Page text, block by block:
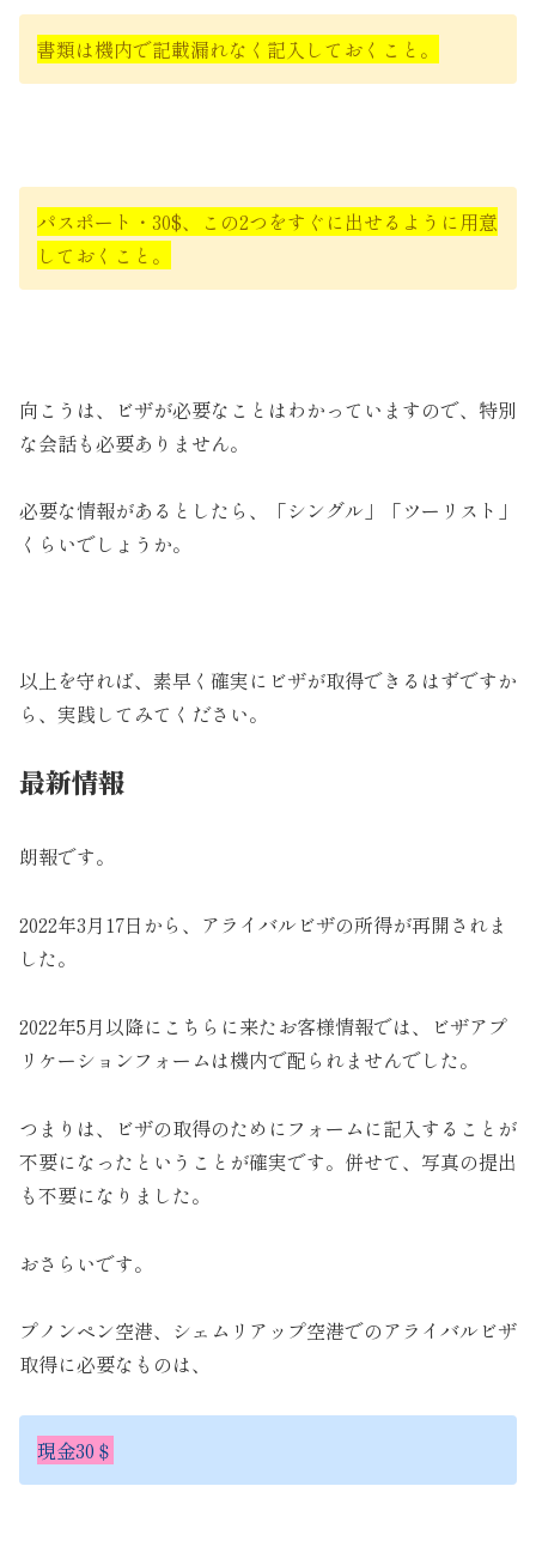
書類は機内で記載漏れなく記入しておくこと。
パスポート・30$、この2つをすぐに出せるように用意
しておくこと。
向こうは、ビザが必要なことはわかっていますので、特別
な会話も必要ありません。
必要な情報があるとしたら、「シングル」「ツーリスト」
くらいでしょうか。
以上を守れば、素早く確実にビザが取得できるはずですか
ら、実践してみてください。
最新情報
朗報です。
2022年3月17日から、アライバルビザの所得が再開されま
した。
2022年5月以降にこちらに来たお客様情報では、ビザアプ
リケーションフォームは機内で配られませんでした。
つまりは、ビザの取得のためにフォームに記入することが
不要になったということが確実です。併せて、写真の提出
も不要になりました。
おさらいです。
プノンペン空港、シェムリアップ空港でのアライバルビザ
取得に必要なものは、
現金30＄